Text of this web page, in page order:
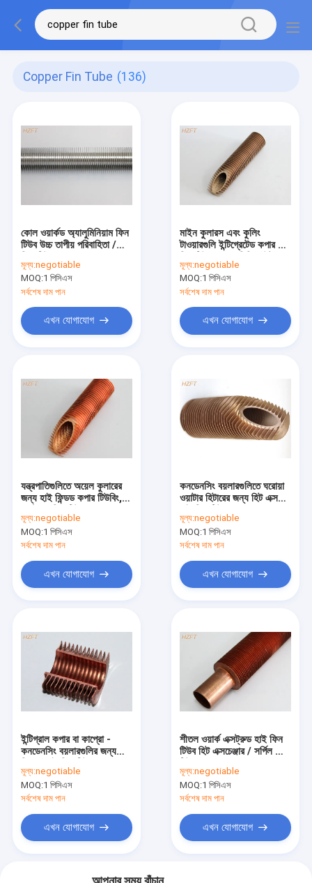
Copper Fin Tube (136)
কোল ওয়ার্কড অ্যালুমিনিয়াম ফিন
টিউব উচ্চ তাপীয় পরিবাহিতা /
মূল্য:negotiable
MOQ:1 পিসিএস
সর্বশেষ দাম পান
এখন যোগাযোগ
মাইন কুলারস এবং কুলিং
টাওয়ারগুলি ইন্টিগ্রেটেড কপার হাই
ব্যাস
মূল্য:negotiable
MOQ:1 পিসিএস
সর্বশেষ দাম পান
এখন যোগাযোগ
যন্ত্রপাতিগুলিতে অয়েল কুলারের
জন্য হাই ফিন্ডড কপার টিউবিং,
মূল্য:negotiable
MOQ:1 পিসিএস
সর্বশেষ দাম পান
এখন যোগাযোগ
কনডেনসিং বয়লারগুলিতে ঘরোয়া
ওয়াটার হিটারের জন্য হিট এক্সচেঞ্জ
মূল্য:negotiable
MOQ:1 পিসিএস
সর্বশেষ দাম পান
এখন যোগাযোগ
ইন্টিগ্রাল কপার বা কাপ্রো -
কনডেনসিং বয়লারগুলির জন্য
মূল্য:negotiable
MOQ:1 পিসিএস
সর্বশেষ দাম পান
এখন যোগাযোগ
শীতল ওয়ার্ক এক্সট্রুড হাই ফিন
টিউব হিট এক্সচেঞ্জার / সর্পিল ফিন
মূল্য:negotiable
MOQ:1 পিসিএস
সর্বশেষ দাম পান
এখন যোগাযোগ